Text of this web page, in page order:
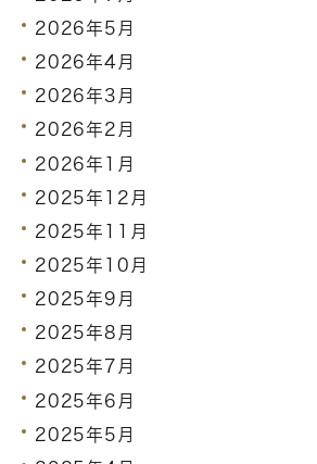
2026年5月
2026年4月
2026年3月
2026年2月
2026年1月
2025年12月
2025年11月
2025年10月
2025年9月
2025年8月
2025年7月
2025年6月
2025年5月